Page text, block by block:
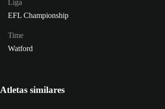
Liga
EFL Championship
Time
Watford
Atletas similares